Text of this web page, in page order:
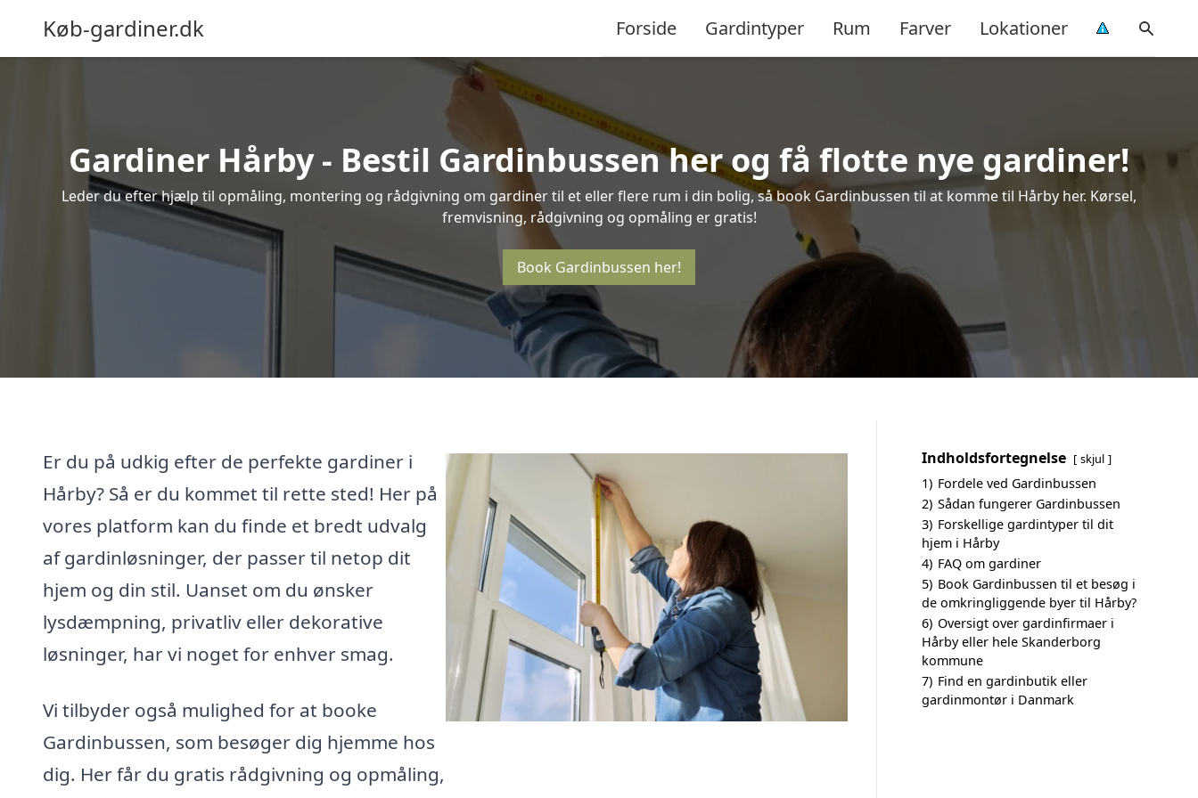
Køb-gardiner.dk Forside Gardintyper Rum Farver Lokationer
Gardiner Hårby - Bestil Gardinbussen her og få flotte nye gardiner!
Leder du efter hjælp til opmåling, montering og rådgivning om gardiner til et eller flere rum i din bolig, så book Gardinbussen til at komme til Hårby her. Kørsel,
fremvisning, rådgivning og opmåling er gratis!
Book Gardinbussen her!
Er du på udkig efter de perfekte gardiner i
Hårby? Så er du kommet til rette sted! Her på
vores platform kan du finde et bredt udvalg
af gardinløsninger, der passer til netop dit
hjem og din stil. Uanset om du ønsker
lysdæmpning, privatliv eller dekorative
løsninger, har vi noget for enhver smag.
Vi tilbyder også mulighed for at booke
Gardinbussen, som besøger dig hjemme hos
dig. Her får du gratis rådgivning og opmåling,
Indholdsfortegnelse skjul
1) Fordele ved Gardinbussen
2) Sådan fungerer Gardinbussen
3) Forskellige gardintyper til dit
hjem i Hårby
4) FAQ om gardiner
5) Book Gardinbussen til et besøg i
de omkringliggende byer til Hårby?
6) Oversigt over gardinfirmaer i
Hårby eller hele Skanderborg
kommune
7) Find en gardinbutik eller
gardinmontør i Danmark